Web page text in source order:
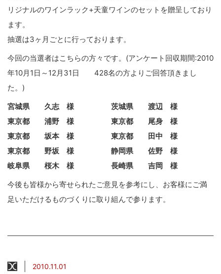
リジナルのワインラック+天童ワインのセットを贈呈しており
ます。
抽選は3ヶ月ごとに行っております。
今回の当選者はこちらの方々です。(アンケート回収期間:2010
年10月1日～12月31日 428名の方よりご回答頂きまし
た。)
宮城県 久志 様 茨城県 渡辺 様
東京都 浦野 様 東京都 尾身 様
東京都 坂本 様 東京都 田中 様
東京都 野坂 様 静岡県 佐野 様
岐阜県 桜木 様 長崎県 吉岡 様
今後も皆様から寄せられたご意見を参考にし、お客様にご満
足いただけるものづくりに取り組んで参ります。
2010.11.01